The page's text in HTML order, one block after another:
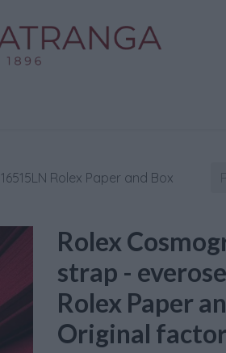
Rolex Paper and Box
Rolex
strap -
Rolex Paper
Original